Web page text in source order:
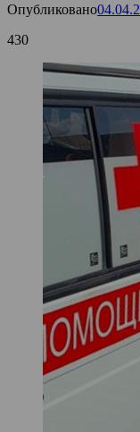
Опубликовано
430